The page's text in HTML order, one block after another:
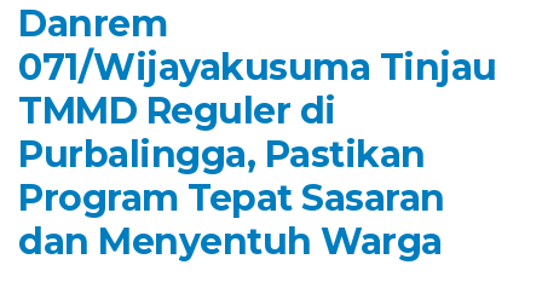
Danrem
071/Wijayakusuma Tinjau
TMMD Reguler di
Purbalingga, Pastikan
Program Tepat Sasaran
dan Menyentuh Warga